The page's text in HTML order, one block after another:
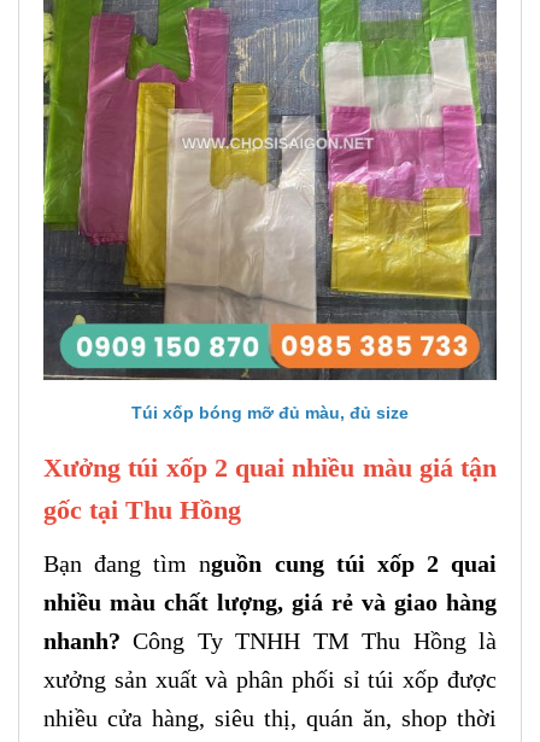
Túi xốp bóng mỡ đủ màu, đủ size
Xưởng túi xốp 2 quai nhiều màu giá tận
gốc tại Thu Hồng
Bạn đang tìm nguồn cung túi xốp 2 quai
nhiều màu chất lượng, giá rẻ và giao hàng
nhanh?Công Ty TNHH TM Thu Hồng là
xưởng sản xuất và phân phối sỉ túi xốp được
nhiều cửa hàng, siêu thị, quán ăn, shop thời